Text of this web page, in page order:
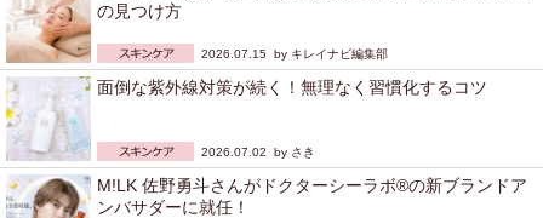
の見つけ方
2026.07.15 by キレイナビ編集部
面倒な紫外線対策が続く！無理なく習慣化するコツ
2026.07.02 by さき
M!LK 佐野勇斗さんがドクターシーラボ®の新ブランドア
ンバサダーに就任！